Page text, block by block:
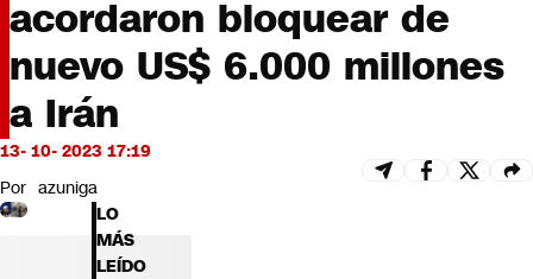
Bits
CNN tiempo
Futuro 360
Opinión
acordaron bloquear de
nuevo US$ 6.000 millones
a Irán
13- 10- 2023 17:19
Por azuniga
LO
MÁS
LEÍDO